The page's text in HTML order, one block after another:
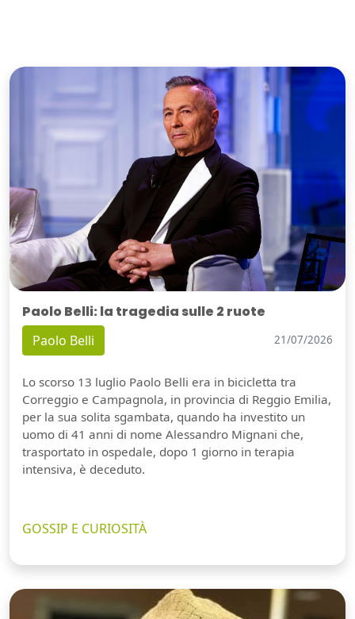
Paolo Belli: la tragedia sulle 2 ruote
Paolo Belli 21/07/2026
Lo scorso 13 luglio Paolo Belli era in bicicletta tra
Correggio e Campagnola, in provincia di Reggio Emilia,
per la sua solita sgambata, quando ha investito un
uomo di 41 anni di nome Alessandro Mignani che,
trasportato in ospedale, dopo 1 giorno in terapia
intensiva, è deceduto.
GOSSIP E CURIOSITÀ